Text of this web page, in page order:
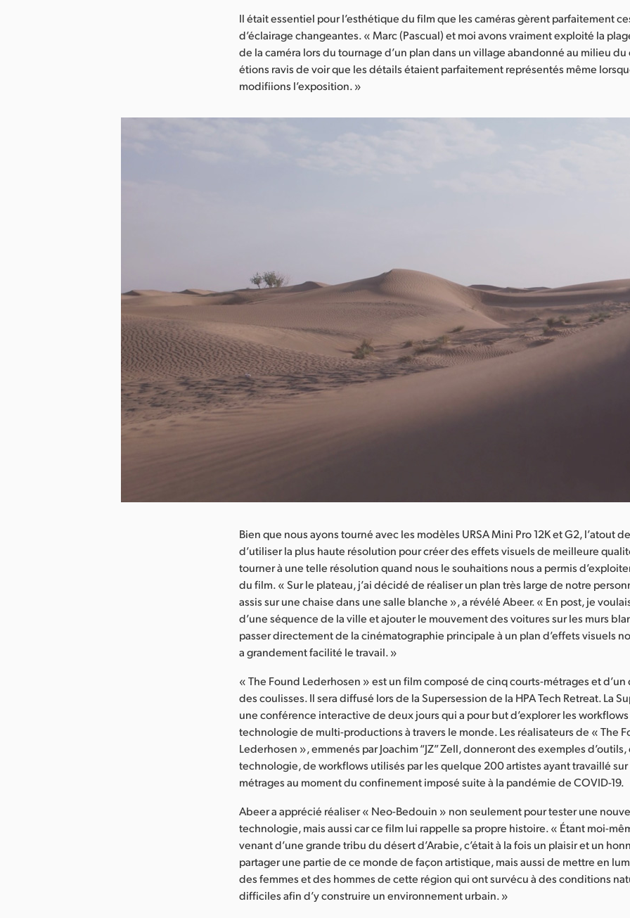
Il était essentiel pour l’esthétique du film que les caméras gèrent parfaitement
d’éclairage changeantes. « Marc (Pascual) et moi avons vraiment exploité la
de la caméra lors du tournage d’un plan dans un village abandonné au milieu
étions ravis de voir que les détails étaient parfaitement représentés même
modifiions l’exposition. »
Bien que nous ayons tourné avec les modèles URSA Mini Pro 12K et G2, l’atout
d’utiliser la plus haute résolution pour créer des effets visuels de meilleure
tourner à une telle résolution quand nous le souhaitions nous a permis
du film. « Sur le plateau, j’ai décidé de réaliser un plan très large de notre
assis sur une chaise dans une salle blanche », a révélé Abeer. « En post, je
d’une séquence de la ville et ajouter le mouvement des voitures sur les murs
passer directement de la cinématographie principale à un plan d’effets visuels
a grandement facilité le travail. »
« The Found Lederhosen » est un film composé de cinq courts-métrages et
des coulisses. Il sera diffusé lors de la Supersession de la HPA Tech Retreat. La
une conférence interactive de deux jours qui a pour but d’explorer les
technologie de multi-productions à travers le monde. Les réalisateurs de « The
Lederhosen », emmenés par Joachim “JZ” Zell, donneront des exemples
technologie, de workflows utilisés par les quelque 200 artistes ayant travaillé
métrages au moment du confinement imposé suite à la pandémie de COVID-19.
Abeer a apprécié réaliser « Neo-Bedouin » non seulement pour tester une
technologie, mais aussi car ce film lui rappelle sa propre histoire. « Étant moi-
venant d’une grande tribu du désert d’Arabie, c’était à la fois un plaisir et un
partager une partie de ce monde de façon artistique, mais aussi de mettre en
des femmes et des hommes de cette région qui ont survécu à des conditions
difficiles afin d’y construire un environnement urbain. »